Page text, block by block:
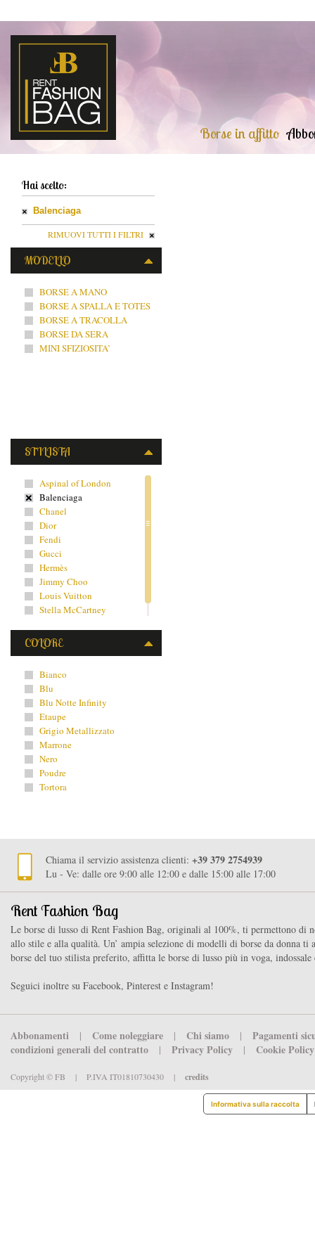
Borse in affitto
Hai scelto:
Balenciaga
RIMUOVI TUTTI I FILTRI
MODELLO
BORSE A MANO
BORSE A SPALLA E TOTES
BORSE A TRACOLLA
BORSE DA SERA
MINI SFIZIOSITA’
STILISTA
Aspinal of London
Balenciaga
Chanel
Dior
Fendi
Gucci
Hermès
Jimmy Choo
Louis Vuitton
Stella McCartney
COLORE
Bianco
Blu
Blu Notte Infinity
Etaupe
Grigio Metallizzato
Marrone
Nero
Poudre
Tortora
Chiama il servizio assistenza clienti: +39 379 2754939
Lu - Ve: dalle ore 9:00 alle 12:00 e dalle 15:00 alle 17:00
Rent Fashion Bag
Le borse di lusso di Rent Fashion Bag, originali al 100%, ti permettono di
allo stile e alla qualità. Un’ ampia selezione di modelli di borse da donna ti
borse del tuo stilista preferito, affitta le borse di lusso più in voga, indossale
Seguici inoltre su Facebook, Pinterest e Instagram!
Abbonamenti | Come noleggiare | Chi siamo |
Pagamenti
condizioni generali del contratto
| Privacy Policy | Cookie
Copyright © FB | P.IVA IT01810730430 | credits
Informativa sulla raccolta